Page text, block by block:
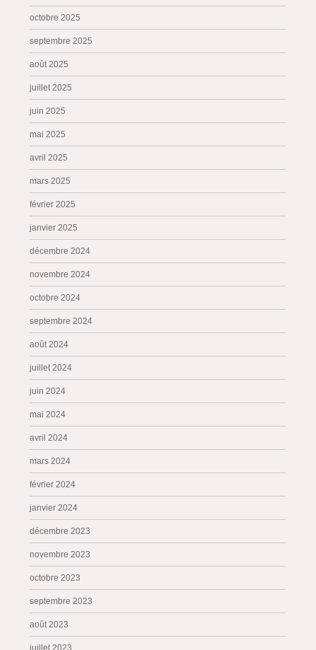
octobre 2025
septembre 2025
août 2025
juillet 2025
juin 2025
mai 2025
avril 2025
mars 2025
février 2025
janvier 2025
décembre 2024
novembre 2024
octobre 2024
septembre 2024
août 2024
juillet 2024
juin 2024
mai 2024
avril 2024
mars 2024
février 2024
janvier 2024
décembre 2023
novembre 2023
octobre 2023
septembre 2023
août 2023
juillet 2023